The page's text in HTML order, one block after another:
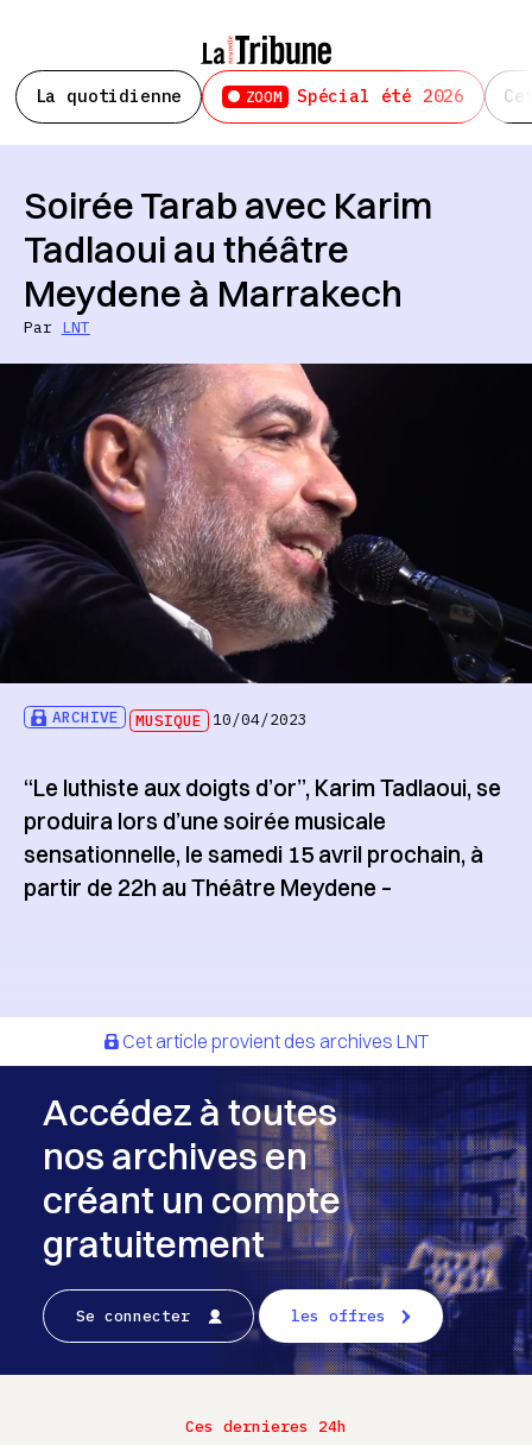
La quotidienne ZOOM Spécial été 2026
ARCHIVE MUSIQUE 10/04/2023
Soirée Tarab avec Karim
Tadlaoui au théâtre
Meydene à Marrakech
Par LNT
“Le luthiste aux doigts d’or”, Karim Tadlaoui, se
produira lors d’une soirée musicale
sensationnelle, le samedi 15 avril prochain, à
partir de 22h au Théâtre Meydene –
Cet article provient des archives LNT
Accédez à toutes
nos archives en
créant un compte
gratuitement
Se connecter les offres
Ces dernieres 24h